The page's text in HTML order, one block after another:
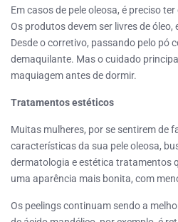
Em casos de pele oleosa, é preciso
Os produtos devem ser livres de óleo,
Desde o corretivo, passando pelo pó
demaquilante. Mas o cuidado
maquiagem antes de dormir.
Tratamentos estéticos
Muitas mulheres, por se sentirem de
características da sua pele oleosa,
dermatologia e estética tratamentos
uma aparência mais bonita, com
Os peelings continuam sendo a